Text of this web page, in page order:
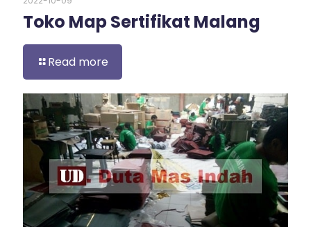
Toko Map Sertifikat Malang
Read more